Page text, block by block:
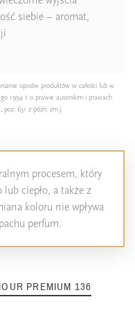
siebie – aromat,
opisów produktów w całości lub w
1994 r. o prawie autorskim i prawach
631 z późn. zm.)
procesem, który
ciepło, a także z
koloru nie wpływa
perfum.
PREMIUM 136